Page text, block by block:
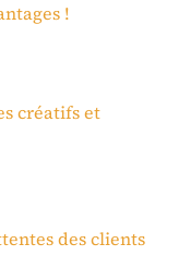
!
créatifs et
des clients